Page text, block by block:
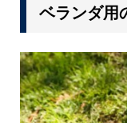
ベランダ用